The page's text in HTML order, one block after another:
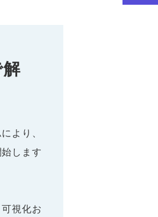
より、
します
視化お